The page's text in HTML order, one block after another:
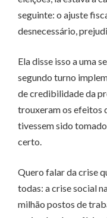
seguinte: o ajuste
desnecessário,
Ela disse isso a uma
segundo turno
de credibilidade da
trouxeram os efeitos
tivessem sido
certo.
Quero falar da crise
todas: a crise social
milhão postos de